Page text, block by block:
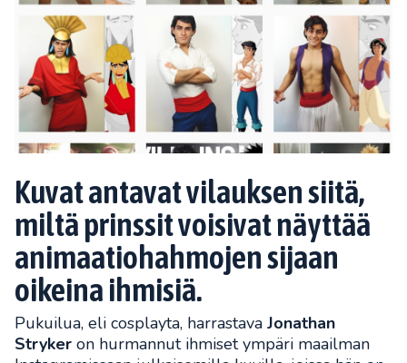
Kuvat antavat vilauksen siitä,
miltä prinssit voisivat näyttää
animaatiohahmojen sijaan
oikeina ihmisiä.
Pukuilua, eli cosplayta, harrastava Jonathan
Stryker on hurmannut ihmiset ympäri maailman